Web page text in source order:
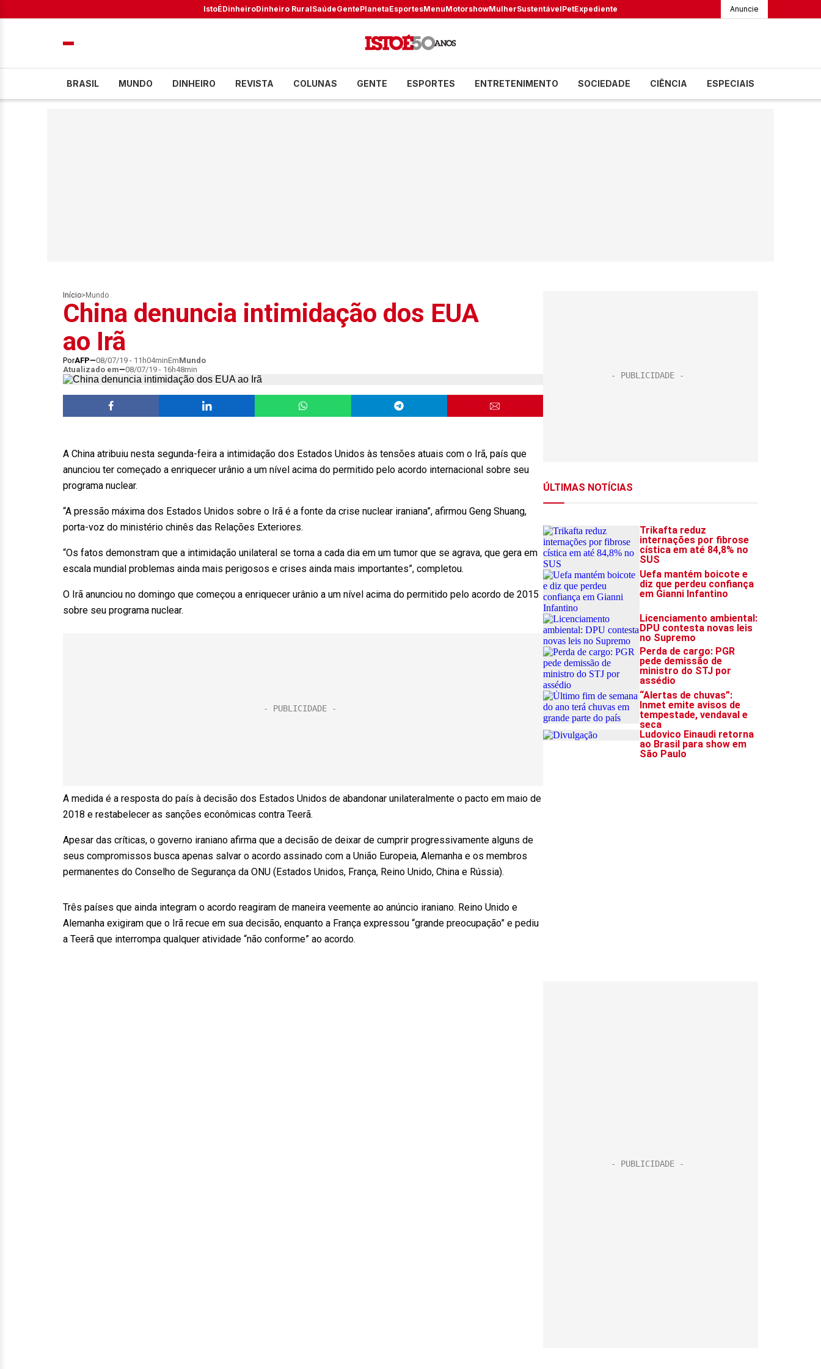
IstoÉDinheiroDinheiro RuralSaúdeGentePlanetaEsportesMenuMotorshowMulherSustentávelPetExpediente Anuncie
BRASIL MUNDO DINHEIRO REVISTA COLUNAS GENTE ESPORTES ENTRETENIMENTO SOCIEDADE CIÊNCIA ESPECIAIS
Início> Mundo
China denuncia intimidação dos EUA
ao Irã
PorAFP 08/07/19 - 11h04minEmMundo
Atualizado em
08/07/19 - 16h48min
A China atribuiu nesta segunda-feira a intimidação dos Estados Unidos às tensões atuais com o Irã, país que
anunciou ter começado a enriquecer urânio a um nível acima do permitido pelo acordo internacional sobre seu
programa nuclear.
“A pressão máxima dos Estados Unidos sobre o Irã é a fonte da crise nuclear iraniana”, afirmou Geng Shuang,
porta-voz do ministério chinês das Relações Exteriores.
“Os fatos demonstram que a intimidação unilateral se torna a cada dia em um tumor que se agrava, que gera em
escala mundial problemas ainda mais perigosos e crises ainda mais importantes”, completou.
O Irã anunciou no domingo que começou a enriquecer urânio a um nível acima do permitido pelo acordo de 2015
sobre seu programa nuclear.
A medida é a resposta do país à decisão dos Estados Unidos de abandonar unilateralmente o pacto em maio de
2018 e restabelecer as sanções econômicas contra Teerã.
Apesar das críticas, o governo iraniano afirma que a decisão de deixar de cumprir progressivamente alguns de
seus compromissos busca apenas salvar o acordo assinado com a União Europeia, Alemanha e os membros
permanentes do Conselho de Segurança da ONU (Estados Unidos, França, Reino Unido, China e Rússia).
Três países que ainda integram o acordo reagiram de maneira veemente ao anúncio iraniano. Reino Unido e
Alemanha exigiram que o Irã recue em sua decisão, enquanto a França expressou “grande preocupação” e pediu
a Teerã que interrompa qualquer atividade “não conforme” ao acordo.